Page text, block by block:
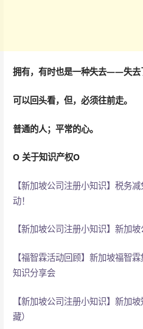
拥有，有时也是一种失去——失去
可以回头看，但，必须往前走。
普通的人；平常的心。
O 关于知识产权O
【新加坡公司注册小知识】税务
动！
【新加坡公司注册小知识】新加
【福智霖活动回顾】新加坡福智
知识分享会
【新加坡公司注册小知识】新加
藏）